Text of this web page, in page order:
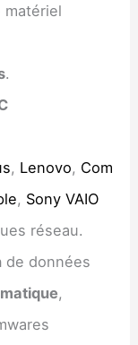
matériel
.
, Lenovo, Com
, Sony VAIO
réseau.
de données
,